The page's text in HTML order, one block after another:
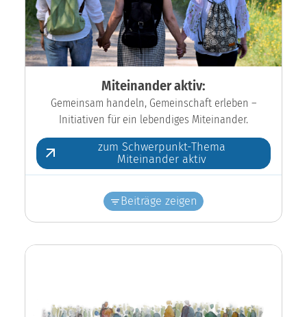
Miteinander aktiv:
Gemeinsam handeln, Gemeinschaft erleben –
Initiativen für ein lebendiges Miteinander.
zum Schwerpunkt-Thema
Miteinander aktiv
Beiträge zeigen